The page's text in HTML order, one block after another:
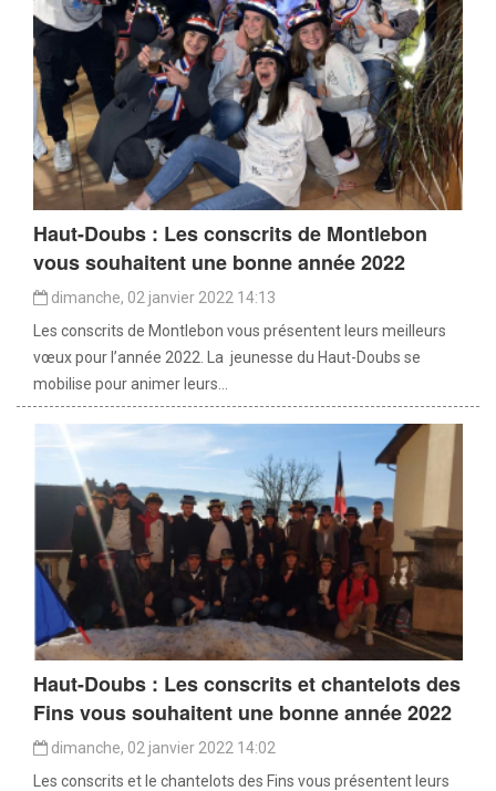
Haut-Doubs : Les conscrits de Montlebon
vous souhaitent une bonne année 2022
dimanche, 02 janvier 2022 14:13
Les conscrits de Montlebon vous présentent leurs meilleurs
vœux pour l’année 2022. La jeunesse du Haut-Doubs se
mobilise pour animer leurs...
Haut-Doubs : Les conscrits et chantelots des
Fins vous souhaitent une bonne année 2022
dimanche, 02 janvier 2022 14:02
Les conscrits et le chantelots des Fins vous présentent leurs